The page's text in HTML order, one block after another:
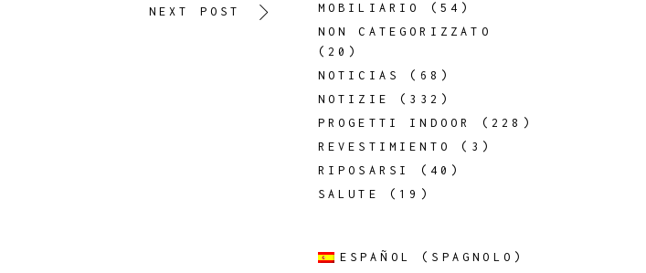
NEXT POST
MOBILIARIO
(54)
NON CATEGORIZZATO
(20)
NOTICIAS
(68)
NOTIZIE
(332)
PROGETTI INDOOR
(228)
REVESTIMIENTO
(3)
RIPOSARSI
(40)
SALUTE
(19)
ESPAÑOL ( SPAGNOLO )